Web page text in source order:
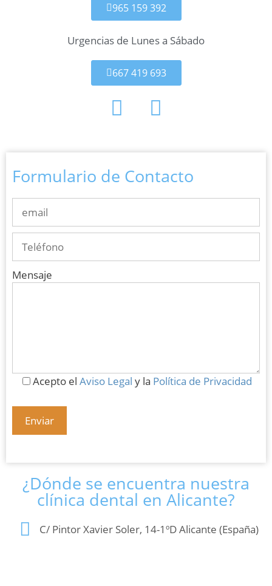
965 159 392
Urgencias de Lunes a Sábado
667 419 693
Formulario de Contacto
Mensaje
Acepto el Aviso Legal y la Política de Privacidad
¿Dónde se encuentra nuestra
clínica dental en Alicante?
C/ Pintor Xavier Soler, 14-1ºD Alicante (España)